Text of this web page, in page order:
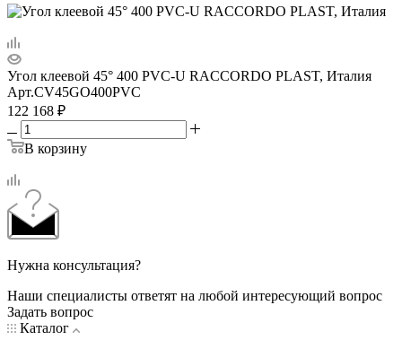
Угол клеевой 45° 400 PVC-U RACCORDO PLAST, Италия
Арт.CV45GO400PVC
122 168 ₽
В корзину
Нужна консультация?
Наши специалисты ответят на любой интересующий вопрос
Задать вопрос
Каталог